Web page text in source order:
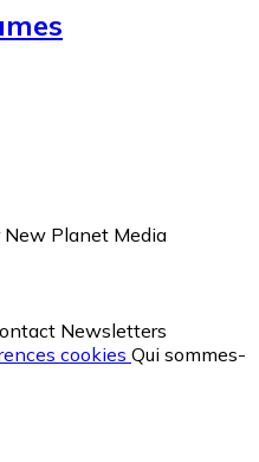
New Planet Media
Newsletters
cookies Qui sommes-